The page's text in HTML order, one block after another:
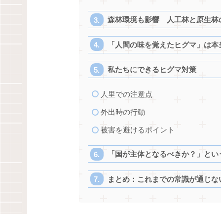
森林環境も影響 人工林と原生林
「人間の味を覚えたヒグマ」は本
私たちにできるヒグマ対策
人里での注意点
外出時の行動
被害を避けるポイント
「国が主体となるべきか？」とい
まとめ：これまでの常識が通じな